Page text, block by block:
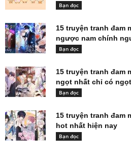
Bạn đọc
15 truyện tranh đam
ngược nam chính
Bạn đọc
15 truyện tranh đam
ngọt nhất chỉ có
Bạn đọc
15 truyện tranh đam
hot nhất hiện nay
Bạn đọc